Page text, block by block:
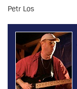
Petr Los